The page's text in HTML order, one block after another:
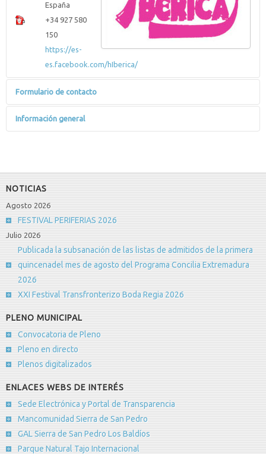
España
+34 927 580
150
https://es-
es.facebook.com/hIberica/
Formulario de contacto
Enviar un correo electrónico
*Campo requerido
Correo electrónico
Asunto
Mensaje
Envíeme una copia (opcional)
Información general
- Habitaciones con Baño
- Televisión
NOTICIAS
Agosto 2026
FESTIVAL PERIFERIAS 2026
Julio 2026
Publicada la subsanación de las listas de admitidos de la primera
quincenadel mes de agosto del Programa Concilia Extremadura
2026
XXI Festival Transfronterizo Boda Regia 2026
PLENO MUNICIPAL
Convocatoria de Pleno
Pleno en directo
Plenos digitalizados
ENLACES WEBS DE INTERÉS
Sede Electrónica y Portal de Transparencia
Mancomunidad Sierra de San Pedro
GAL Sierra de San Pedro Los Baldíos
Parque Natural Tajo Internacional